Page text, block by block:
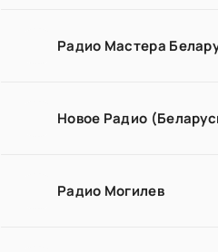
Радио Мастера
Новое Радио
Радио Могилев